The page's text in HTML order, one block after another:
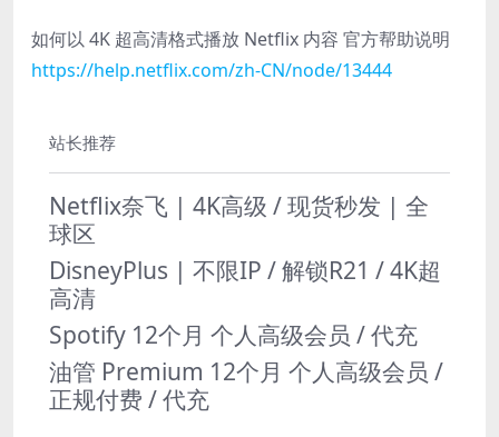
如何以 4K 超高清格式播放 Netflix 内容 官方帮助说明
https://help.netflix.com/zh-CN/node/13444
站长推荐
Netflix奈飞 | 4K高级 / 现货秒发 | 全
球区
DisneyPlus | 不限IP / 解锁R21 / 4K超
高清
Spotify 12个月 个人高级会员 / 代充
油管 Premium 12个月 个人高级会员 /
正规付费 / 代充